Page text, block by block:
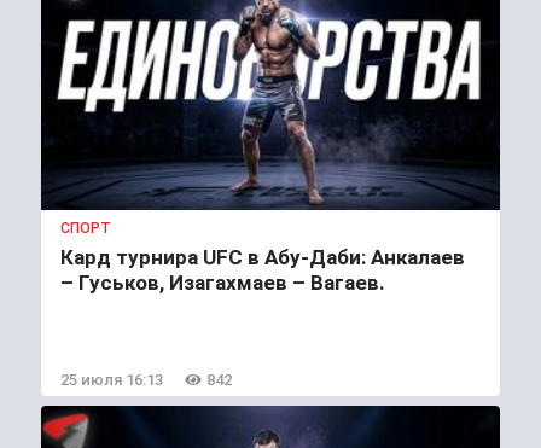
СПОРТ
Кард турнира UFC в Абу-Даби: Анкалаев
– Гуськов, Изагахмаев – Вагаев.
25 июля 16:13 842